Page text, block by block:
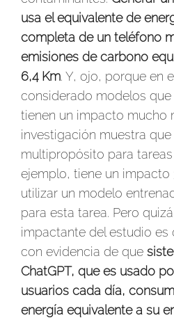
usa el equivalente de
completa de un teléfono
emisiones de carbono
6,4 Km. Y, ojo, porque en
considerado modelos
tienen un impacto mucho
investigación muestra
multipropósito para
ejemplo, tiene un impacto
utilizar un modelo
para esta tarea. Pero
impactante del estudio es
con evidencia de que
ChatGPT, que es usado
usuarios cada día,
energía equivalente a su